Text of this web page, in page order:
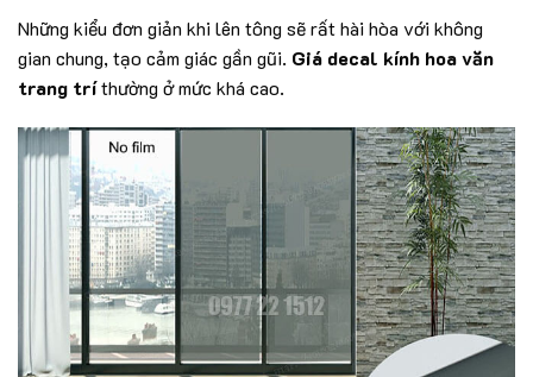
Những kiểu đơn giản khi lên tông sẽ rất hài hòa với không
gian chung, tạo cảm giác gần gũi. Giá decal kính hoa văn
trang tríthường ở mức khá cao.